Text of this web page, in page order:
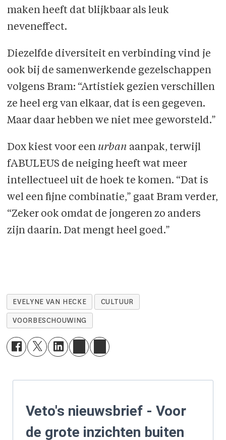
maken heeft dat blijkbaar als leuk
neveneffect.
Diezelfde diversiteit en verbinding vind je
ook bij de samenwerkende gezelschappen
volgens Bram: “Artistiek gezien verschillen
ze heel erg van elkaar, dat is een gegeven.
Maar daar hebben we niet mee geworsteld.”
Dox kiest voor een urban aanpak, terwijl
fABULEUS de neiging heeft wat meer
intellectueel uit de hoek te komen. “Dat is
wel een fijne combinatie,” gaat Bram verder,
“Zeker ook omdat de jongeren zo anders
zijn daarin. Dat mengt heel goed.”
EVELYNE VAN HECKE CULTUUR
VOORBESCHOUWING
Veto's nieuwsbrief - Voor
de grote inzichten buiten